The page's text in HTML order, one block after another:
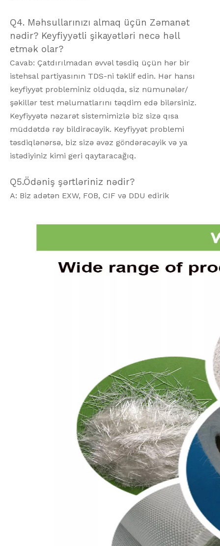
Q4. Məhsullarınızı almaq üçün Zəmanət
nədir? Keyfiyyətli şikayətləri necə həll
etmək olar?
Cavab: Çatdırılmadan əvvəl təsdiq üçün hər bir
istehsal partiyasının TDS-ni təklif edin. Hər hansı
keyfiyyət probleminiz olduqda, siz nümunələr/
şəkillər test məlumatlarını təqdim edə bilərsiniz.
Keyfiyyətə nəzarət sistemimizlə biz sizə qısa
müddətdə rəy bildirəcəyik. Keyfiyyət problemi
təsdiqlənərsə, biz sizə əvəz göndərəcəyik və ya
istədiyiniz kimi geri qaytaracağıq.
Q5.Ödəniş şərtləriniz nədir?
A: Biz adətən EXW, FOB, CIF və DDU edirik